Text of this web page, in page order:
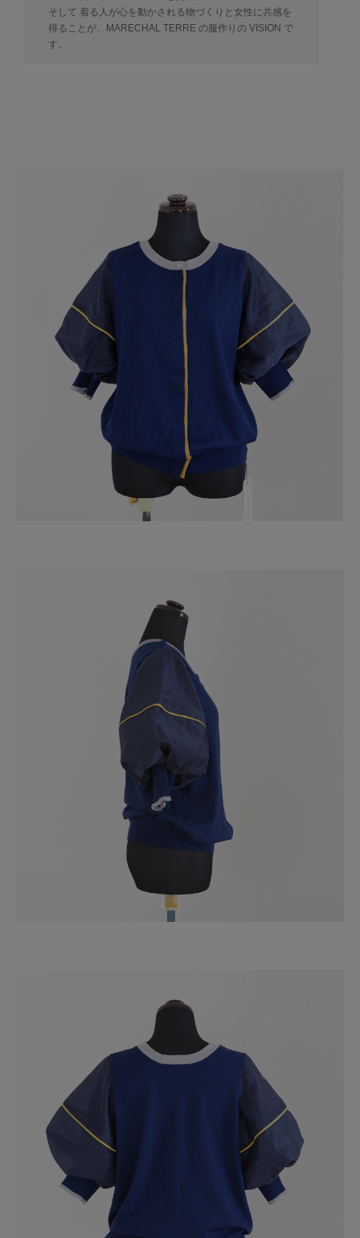
そして 着る人が心を動かされる物づくりと女性に共感を
得ることが、MARECHAL TERRE の服作りの VISION で
す。